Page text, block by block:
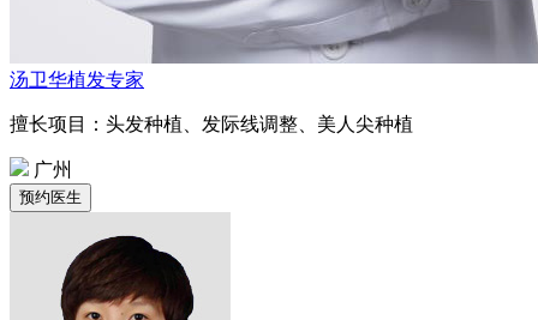
汤卫华植发专家
擅长项目：头发种植、发际线调整、美人尖种植
广州